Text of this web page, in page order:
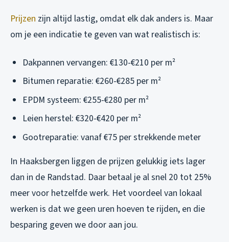
Prijzen zijn altijd lastig, omdat elk dak anders is. Maar
om je een indicatie te geven van wat realistisch is:
Dakpannen vervangen: €130-€210 per m²
Bitumen reparatie: €260-€285 per m²
EPDM systeem: €255-€280 per m²
Leien herstel: €320-€420 per m²
Gootreparatie: vanaf €75 per strekkende meter
In Haaksbergen liggen de prijzen gelukkig iets lager
dan in de Randstad. Daar betaal je al snel 20 tot 25%
meer voor hetzelfde werk. Het voordeel van lokaal
werken is dat we geen uren hoeven te rijden, en die
besparing geven we door aan jou.